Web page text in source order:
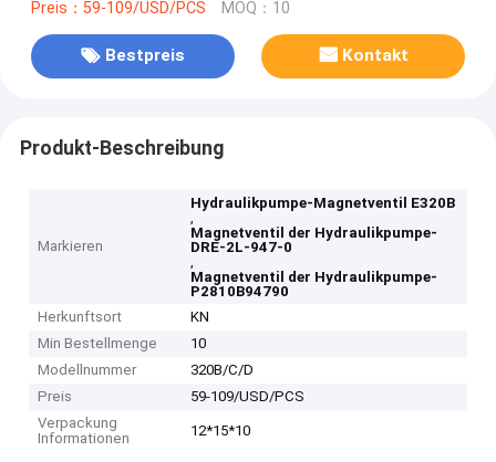
Preis：59-109/USD/PCS MOQ：10
Bestpreis Kontakt
Produkt-Beschreibung
Markieren
Hydraulikpumpe-Magnetventil E320B
,
Magnetventil der Hydraulikpumpe-
DRE-2L-947-0
,
Magnetventil der Hydraulikpumpe-
P2810B94790
Herkunftsort
KN
Min Bestellmenge
10
Modellnummer
320B/C/D
Preis
59-109/USD/PCS
Verpackung
Informationen
12*15*10